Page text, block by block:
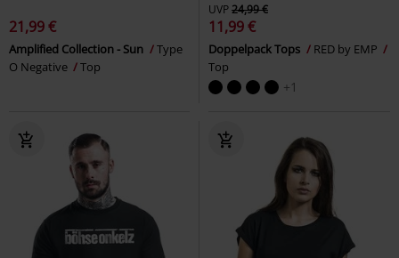
21,99 €
Amplified Collection - Sun
Type
O Negative
Top
UVP24,99 €
11,99 €
Doppelpack Tops
RED by EMP
Top
+1